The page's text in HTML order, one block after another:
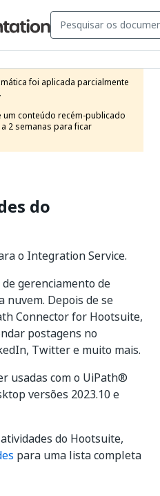
foi aplicada parcialmente
um conteúdo recém-publicado
2 semanas para ficar
do
o Integration Service.
gerenciamento de
nuvem. Depois de se
Connector for Hootsuite,
postagens no
Twitter e muito mais.
usadas com o UiPath®
versões 2023.10 e
do Hootsuite,
para uma lista completa